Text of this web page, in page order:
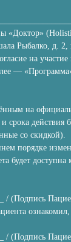
«Доктор»
Рыбалко, д. 2,
на
—
на
со скидкой).
порядке
будет
/ (Подпись
ознакомил,
/ (Подпись